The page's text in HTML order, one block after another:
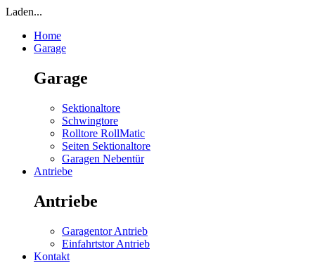
Laden...
Home
Garage
Garage
Sektionaltore
Schwingtore
Rolltore RollMatic
Seiten Sektionaltore
Garagen Nebentür
Antriebe
Antriebe
Garagentor Antrieb
Einfahrtstor Antrieb
Kontakt